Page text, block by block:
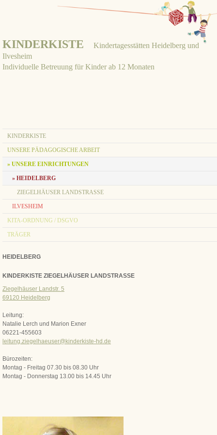
KINDERKISTE
Kindertagesstätten Heidelberg und
Ilvesheim
Individuelle Betreuung für Kinder ab 12 Monaten
KINDERKISTE
UNSERE PÄDAGOGISCHE ARBEIT
» UNSERE EINRICHTUNGEN
» HEIDELBERG
ZIEGELHÄUSER LANDSTRASSE
ILVESHEIM
KITA-ORDNUNG / DSGVO
TRÄGER
HEIDELBERG
KINDERKISTE ZIEGELHÄUSER LANDSTRASSE
Ziegelhäuser Landstr. 5
69120 Heidelberg
Leitung:
Natalie Lerch und Marion Exner
06221-455603
leitung.ziegelhaeuser@kinderkiste-hd.de
Bürozeiten:
Montag - Freitag 07.30 bis 08.30 Uhr
Montag - Donnerstag 13.00 bis 14.45 Uhr